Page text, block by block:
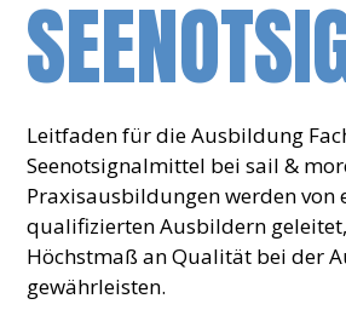
Leitfaden für die Ausbildung
Seenotsignalmittel bei sail &
Praxisausbildungen werden von
qualifizierten Ausbildern
Höchstmaß an Qualität bei der
gewährleisten.